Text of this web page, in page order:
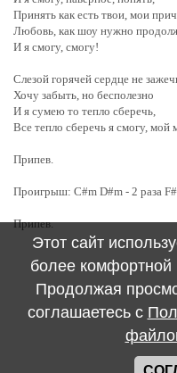
Принять как есть твои, мои
Любовь, как шоу нужно
И я смогу, смогу!
Слезой горячей сердце не
Хочу забыть, но бесполезно
И я сумею то тепло сберечь,
Все тепло сберечь я смогу, мой
Припев.
Проигрыш: C#m D#m - 2 раза F#
Припев.
Этот сайт
более комфортной
Продолжая
соглашаетесь с